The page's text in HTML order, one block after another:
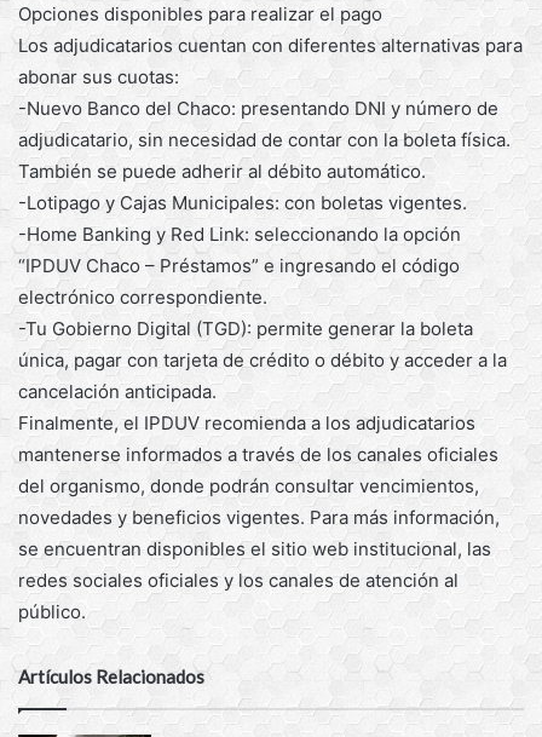
Opciones disponibles para realizar el pago
Los adjudicatarios cuentan con diferentes alternativas para
abonar sus cuotas:
-Nuevo Banco del Chaco: presentando DNI y número de
adjudicatario, sin necesidad de contar con la boleta física.
También se puede adherir al débito automático.
-Lotipago y Cajas Municipales: con boletas vigentes.
-Home Banking y Red Link: seleccionando la opción
“IPDUV Chaco – Préstamos” e ingresando el código
electrónico correspondiente.
-Tu Gobierno Digital (TGD): permite generar la boleta
única, pagar con tarjeta de crédito o débito y acceder a la
cancelación anticipada.
Finalmente, el IPDUV recomienda a los adjudicatarios
mantenerse informados a través de los canales oficiales
del organismo, donde podrán consultar vencimientos,
novedades y beneficios vigentes. Para más información,
se encuentran disponibles el sitio web institucional, las
redes sociales oficiales y los canales de atención al
público.
Artículos Relacionados